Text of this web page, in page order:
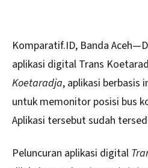
Komparatif.ID, Banda
aplikasi digital Trans
Koetaradja, aplikasi berbasis
untuk memonitor posisi bus
Aplikasi tersebut sudah
Peluncuran aplikasi digital